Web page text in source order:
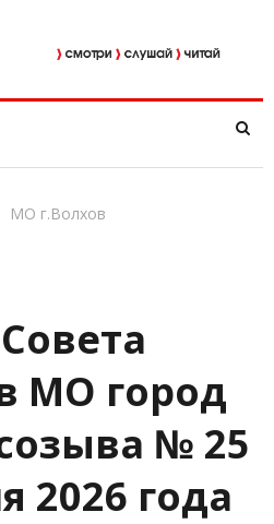
МО г.Волхов
МО город
№ 25
2026 года